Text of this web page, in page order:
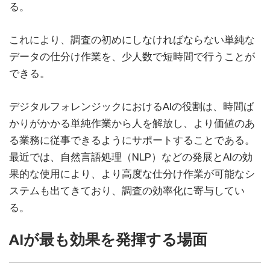
る。
これにより、調査の初めにしなければならない単純な
データの仕分け作業を、少人数で短時間で行うことが
できる。
デジタルフォレンジックにおけるAIの役割は、時間ば
かりがかかる単純作業から人を解放し、より価値のあ
る業務に従事できるようにサポートすることである。
最近では、自然言語処理（NLP）などの発展とAIの効
果的な使用により、より高度な仕分け作業が可能なシ
ステムも出てきており、調査の効率化に寄与してい
る。
AIが最も効果を発揮する場面